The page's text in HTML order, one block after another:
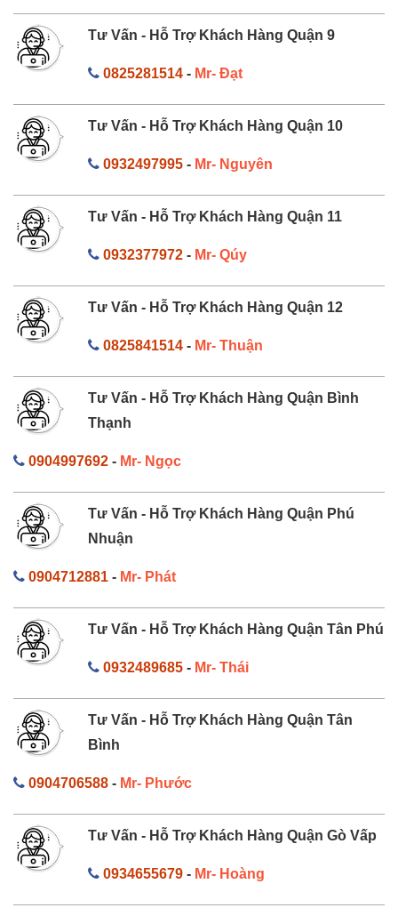
Tư Vấn - Hỗ Trợ Khách Hàng Quận 9
0825281514- Mr- Đạt
Tư Vấn - Hỗ Trợ Khách Hàng Quận 10
0932497995- Mr- Nguyên
Tư Vấn - Hỗ Trợ Khách Hàng Quận 11
0932377972- Mr- Qúy
Tư Vấn - Hỗ Trợ Khách Hàng Quận 12
0825841514- Mr- Thuận
Tư Vấn - Hỗ Trợ Khách Hàng Quận Bình
Thạnh
0904997692 - Mr- Ngọc
Tư Vấn - Hỗ Trợ Khách Hàng Quận Phú
Nhuận
0904712881 - Mr- Phát
Tư Vấn - Hỗ Trợ Khách Hàng Quận Tân Phú
0932489685- Mr- Thái
Tư Vấn - Hỗ Trợ Khách Hàng Quận Tân
Bình
0904706588 - Mr- Phước
Tư Vấn - Hỗ Trợ Khách Hàng Quận Gò Vấp
0934655679- Mr- Hoàng